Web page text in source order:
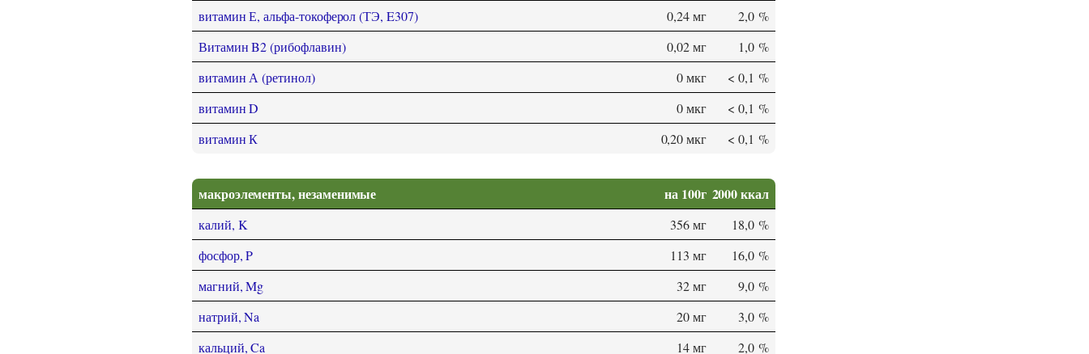
витамин Е, альфа-токоферол (ТЭ, E307)
0,24 мг
2,0 %
Витамин B2 (рибофлавин)
0,02 мг
1,0 %
витамин А (ретинол)
0 мкг
< 0,1 %
витамин D
0 мкг
< 0,1 %
витамин К
0,20 мкг < 0,1 %
макроэлементы, незаменимые на 100г 2000 ккал
калий, K 356 мг
18,0 %
фосфор, P
113 мг
16,0 %
магний, Mg
32 мг
9,0 %
натрий, Na
20 мг
3,0 %
кальций, Ca
14 мг 2,0 %